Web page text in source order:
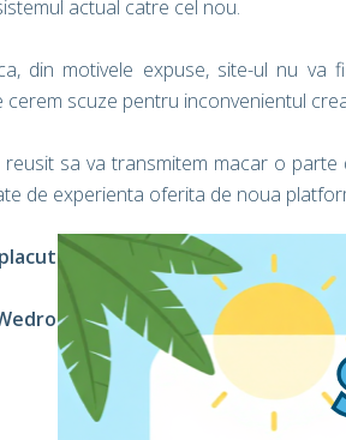
actual catre cel nou.
din motivele expuse, site-ul nu va
cerem scuze pentru inconvenientul
reusit sa va transmitem macar o
de experienta oferita de noua